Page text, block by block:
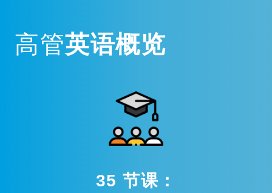
高管英语概览
35 节课：